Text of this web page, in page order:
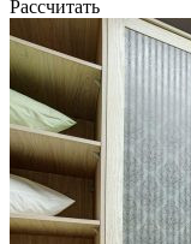
Рассчитать